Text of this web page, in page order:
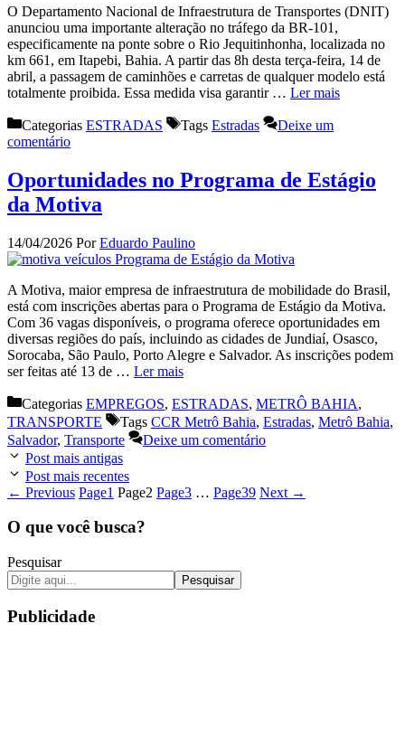
O Departamento Nacional de Infraestrutura de Transportes (DNIT)
anunciou uma importante alteração no tráfego da BR-101,
especificamente na ponte sobre o Rio Jequitinhonha, localizada no
km 661, em Itapebi, Bahia. A partir das 8h desta terça-feira, 14 de
abril, a passagem de caminhões e carretas de qualquer modelo está
totalmente proibida. Essa medida visa garantir … Ler mais
Categorias ESTRADAS Tags Estradas
Deixe um
comentário
Oportunidades no Programa de Estágio
da Motiva
14/04/2026 PorEduardo Paulino
A Motiva, maior empresa de infraestrutura de mobilidade do Brasil,
está com inscrições abertas para o Programa de Estágio da Motiva.
Com 36 vagas disponíveis, o programa oferece oportunidades em
diversas regiões do país, incluindo as cidades de Jundiaí, Osasco,
Sorocaba, São Paulo, Porto Alegre e Salvador. As inscrições podem
ser feitas até 13 de … Ler mais
Categorias EMPREGOS, ESTRADAS, METRÔ BAHIA,
TRANSPORTE
Tags CCR Metrô Bahia, Estradas, Metrô Bahia,
Salvador, Transporte
Deixe um comentário
Post mais antigas
Post mais recentes
← Previous Page1 Page2 Page3 … Page39 Next →
O que você busca?
Pesquisar
Pesquisar
Publicidade